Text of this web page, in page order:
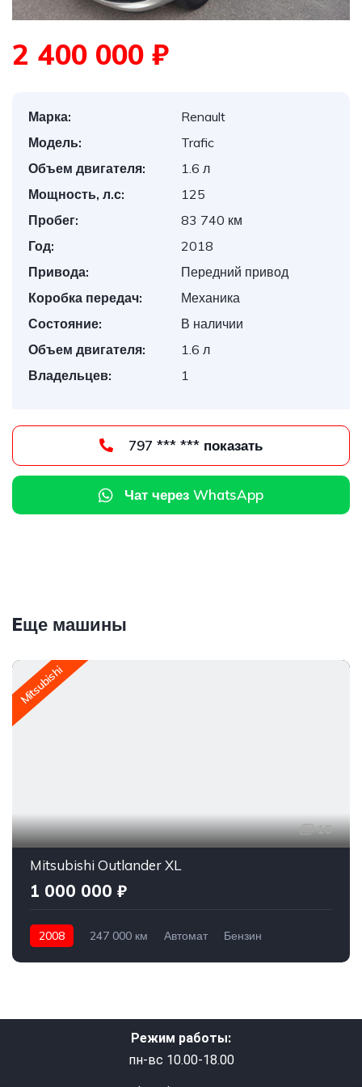
2 400 000 ₽
Марка:
Renault
Модель:
Trafic
Объем двигателя:
1.6 л
Мощность, л.с:
125
Пробег:
83 740 км
Год:
2018
Привода:
Передний привод
Коробка передач:
Механика
Состояние:
В наличии
Объем двигателя:
1.6 л
Владельцев:
1
797 *** *** показать
Чат через WhatsApp
Eще машины
Mitsubishi
16
Mitsubishi Outlander XL
1 000 000 ₽
2008 247 000 км Автомат
Бензин
Режим работы:
пн-вс 10.00-18.00